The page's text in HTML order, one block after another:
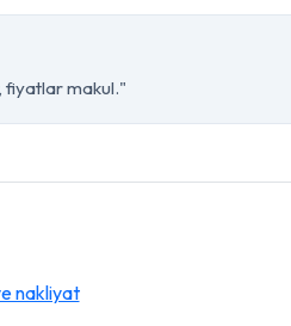
fiyatlar makul."
nakliyat